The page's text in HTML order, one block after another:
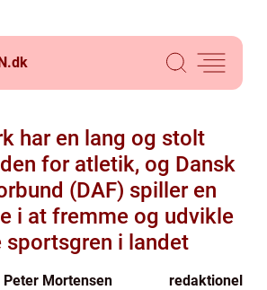
dk
har en lang og stolt
for atletik, og Dansk
(DAF) spiller en
i at fremme og udvikle
sportsgren i landet
Peter Mortensen redaktionel